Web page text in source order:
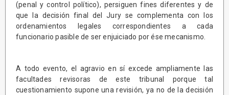
(penal y control político), persiguen fines diferentes y de
que la decisión final del Jury se complementa con los
ordenamientos legales correspondientes a cada
funcionario pasible de ser enjuiciado por ése mecanismo.
A todo evento, el agravio en sí excede ampliamente las
facultades revisoras de este tribunal porque tal
cuestionamiento supone una revisión, ya no de la decisión